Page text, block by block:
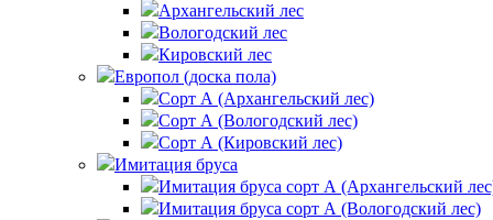
Архангельский лес
Вологодский лес
Кировский лес
Европол (доска пола)
Сорт А (Архангельский лес)‎
Сорт А (Вологодский лес)‎
Сорт А (Кировский лес)‎
Имитация бруса
Имитация бруса сорт А (Архангельский
Имитация бруса сорт А (Вологодский лес)